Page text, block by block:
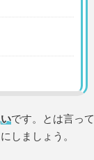
です。とは言って
しましょう。